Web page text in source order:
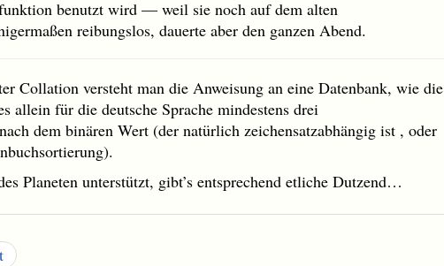
benutzt wird — weil sie noch auf dem alten
reibungslos, dauerte aber den ganzen Abend.
Collation versteht man die Anweisung an eine Datenbank, wie die
allein für die deutsche Sprache mindestens drei
dem binären Wert (der natürlich zeichensatzabhängig ist , oder
Planeten unterstützt, gibt’s entsprechend etliche Dutzend…